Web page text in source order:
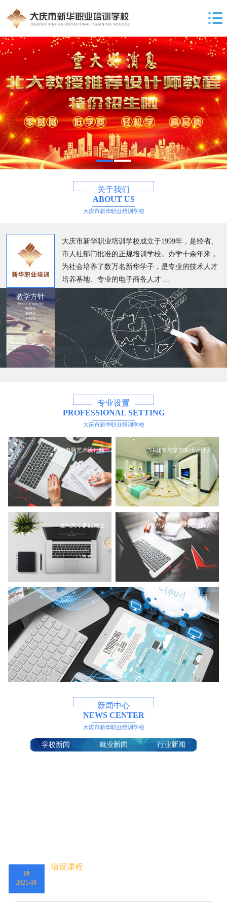
关于我们
ABOUT US
大庆市新华职业培训学校
教学方针
Teaching concept
能就业
就好业
会创业
大庆市新华职业培训学校成立于1999年，是经省、
市人社部门批准的正规培训学校。办学十余年来，
为社会培养了数万名新华学子，是专业的技术人才
培养基地、专业的电子商务人才 ...
专业设置
PROFESSIONAL SETTING
大庆市新华职业培训学校
签约电脑艺术设计师 VR建筑与室内表现设计师
签约大专多能就业 签约高级文员与电脑财务
网络营销
新闻中心
NEWS CENTER
大庆市新华职业培训学校
学校新闻 就业新闻 行业新闻
10
2021-08
增设课程